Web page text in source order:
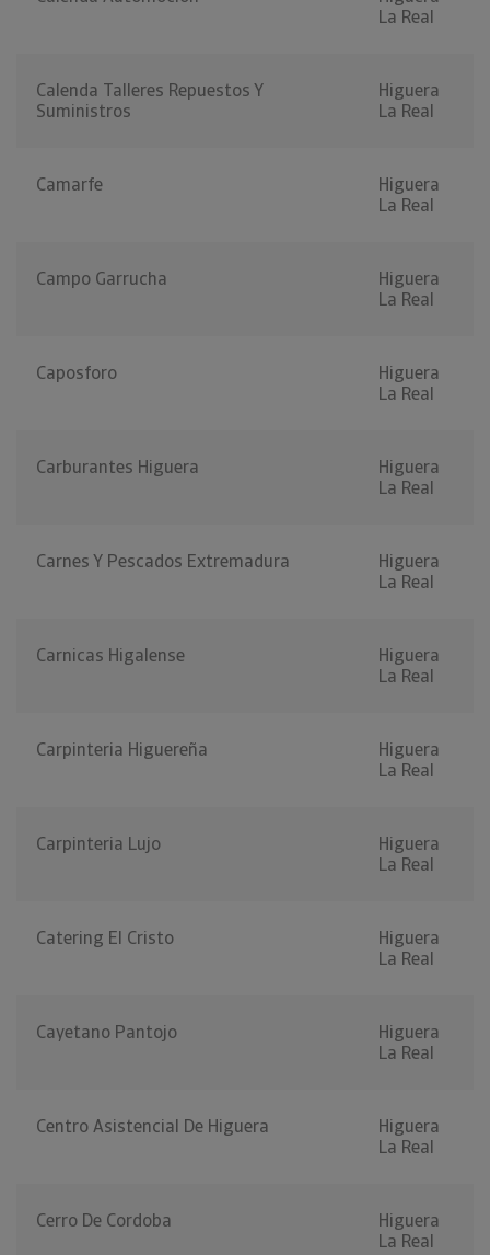
La Real
Calenda Talleres Repuestos Y
Suministros
Higuera
La Real
Camarfe
Higuera
La Real
Campo Garrucha
Higuera
La Real
Caposforo
Higuera
La Real
Carburantes Higuera
Higuera
La Real
Carnes Y Pescados Extremadura
Higuera
La Real
Carnicas Higalense
Higuera
La Real
Carpinteria Higuereña
Higuera
La Real
Carpinteria Lujo
Higuera
La Real
Catering El Cristo
Higuera
La Real
Cayetano Pantojo
Higuera
La Real
Centro Asistencial De Higuera
Higuera
La Real
Cerro De Cordoba
Higuera
La Real